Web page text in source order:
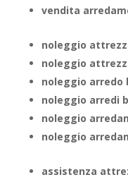
vendita
noleggio
noleggio
noleggio arredo
noleggio arredi
noleggio
noleggio
assistenza